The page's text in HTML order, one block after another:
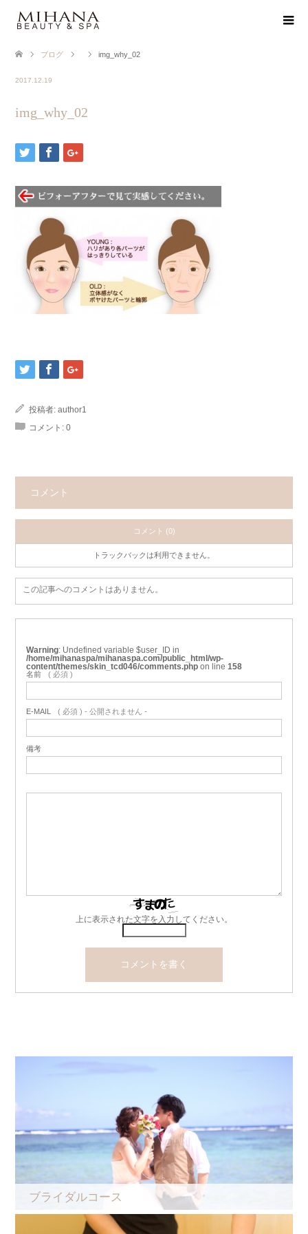
ブログ img_why_02
2017.12.19
img_why_02
投稿者: author1
コメント: 0
コメント
コメント (0)
トラックバックは利用できません。
この記事へのコメントはありません。
Warning : Undefined variable $user_ID in
/home/mihanaspa/mihanaspa.com/public_html/wp-
content/themes/skin_tcd046/comments.php on line 158
名前 ( 必須 )
E-MAIL ( 必須 ) - 公開されません -
備考
上に表示された文字を入力してください。
ブライダルコース